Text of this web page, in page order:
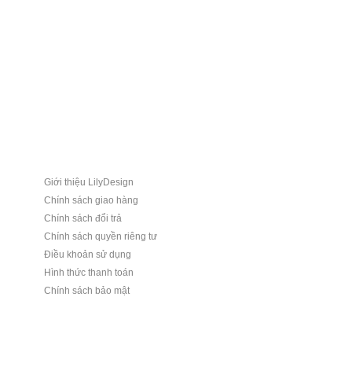
Giới thiệu LilyDesign
Chính sách giao hàng
Chính sách đổi trả
Chính sách quyền riêng tư
Điều khoản sử dụng
Hình thức thanh toán
Chính sách bảo mật